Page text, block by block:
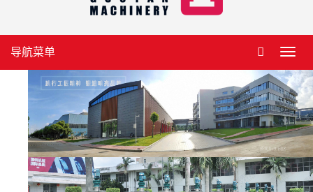
导航菜单